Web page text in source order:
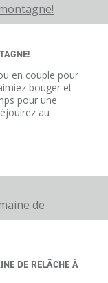
en couple pour
bouger et
pour une
au
DE RELÂCHE À